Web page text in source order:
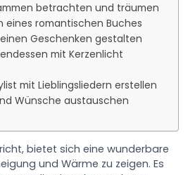
betrachten und träumen
eines romantischen Buches
Geschenken gestalten
mit Kerzenlicht
mit Lieblingsliedern erstellen
Wünsche austauschen
bietet sich eine wunderbare
und Wärme zu zeigen. Es